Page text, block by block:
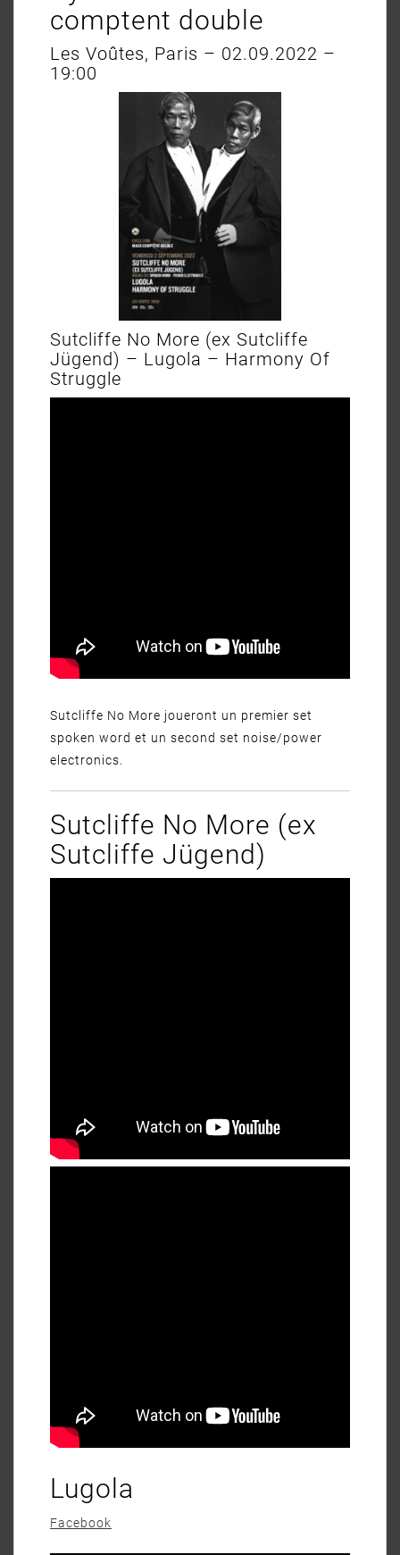
comptent double
Les Voûtes, Paris – 02.09.2022 –
19:00
Sutcliffe No More (ex Sutcliffe
Jügend) – Lugola – Harmony Of
Struggle
Sutcliffe No More joueront un premier set
spoken word et un second set noise/power
electronics.
Sutcliffe No More (ex
Sutcliffe Jügend)
Lugola
Facebook